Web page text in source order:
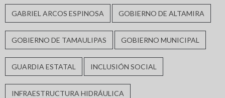
GABRIEL ARCOS ESPINOSA GOBIERNO DE ALTAMIRA
GOBIERNO DE TAMAULIPAS GOBIERNO MUNICIPAL
GUARDIA ESTATAL INCLUSIÓN SOCIAL
INFRAESTRUCTURA HIDRÁULICA